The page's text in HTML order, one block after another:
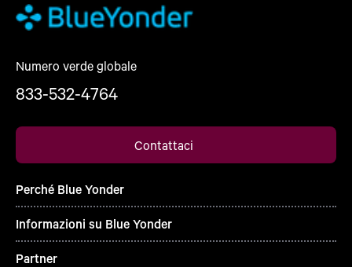
Numero verde globale
833-532-4764
Contattaci
Perché Blue Yonder
Informazioni su Blue Yonder
Partner